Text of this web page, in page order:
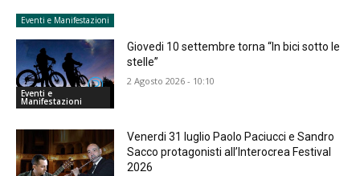
Eventi e Manifestazioni
Eventi e
Manifestazioni
Giovedi 10 settembre torna “In bici sotto le
stelle”
2 Agosto 2026 - 10:10
Venerdi 31 luglio Paolo Paciucci e Sandro
Sacco protagonisti all’Interocrea Festival
2026